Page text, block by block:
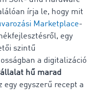
írja le, hogy mit
Marketplace-
egy
szintű
a digitalizáció
hű marad
egy egyszerű recept a